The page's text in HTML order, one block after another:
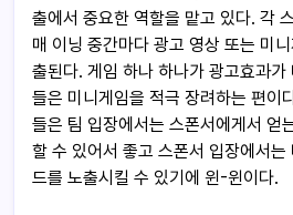
출에서 중요한 역할을 맡고 있다. 각
매 이닝 중간마다 광고 영상 또는 미
출된다. 게임 하나 하나가 광고효과가
들은 미니게임을 적극 장려하는 편이
들은 팀 입장에서는 스폰서에게서 얻
할 수 있어서 좋고 스폰서 입장에서는
드를 노출시킬 수 있기에 윈-윈이다.